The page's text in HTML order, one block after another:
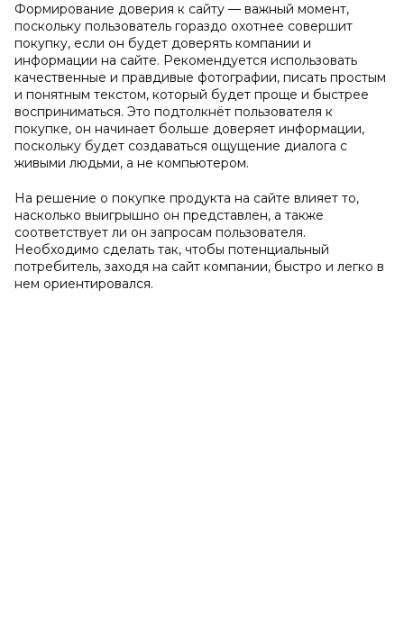
Формирование доверия к сайту — важный момент,
поскольку пользователь гораздо охотнее совершит
покупку, если он будет доверять компании и
информации на сайте. Рекомендуется использовать
качественные и правдивые фотографии, писать простым
и понятным текстом, который будет проще и быстрее
восприниматься. Это подтолкнёт пользователя к
покупке, он начинает больше доверяет информации,
поскольку будет создаваться ощущение диалога с
живыми людьми, а не компьютером.
На решение о покупке продукта на сайте влияет то,
насколько выигрышно он представлен, а также
соответствует ли он запросам пользователя.
Необходимо сделать так, чтобы потенциальный
потребитель, заходя на сайт компании, быстро и легко в
нем ориентировался.